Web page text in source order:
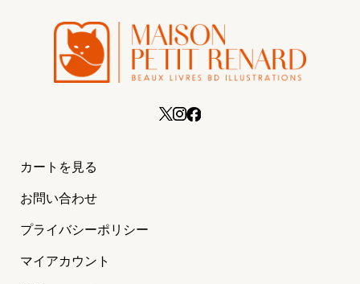
カートを見る
お問い合わせ
プライバシーポリシー
マイアカウント